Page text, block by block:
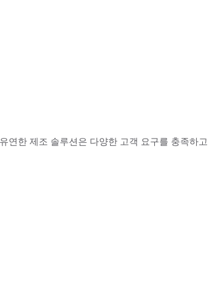
한 제조 솔루션은 다양한 고객 요구를 충족하